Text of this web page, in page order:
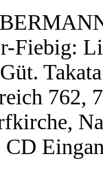
Fiebig:
762,